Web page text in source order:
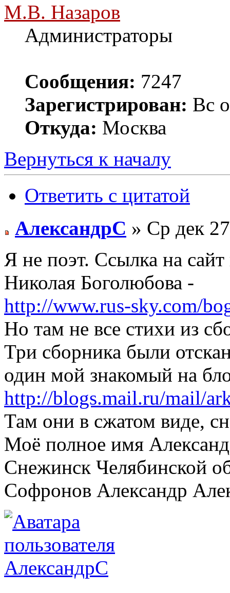
М.В. Назаров
Администраторы
Сообщения: 7247
Зарегистрирован: Вс
Откуда: Москва
Вернуться к началу
Ответить с цитатой
АлександрС » Ср дек
Я не поэт. Ссылка на
Николая Боголюбова -
http://www.rus-sky.com/
Но там не все стихи из
Три сборника были
один мой знакомый на
http://blogs.mail.ru/mail/
Там они в сжатом виде,
Моё полное имя
Снежинск Челябинской
Софронов Александр
АлександрС